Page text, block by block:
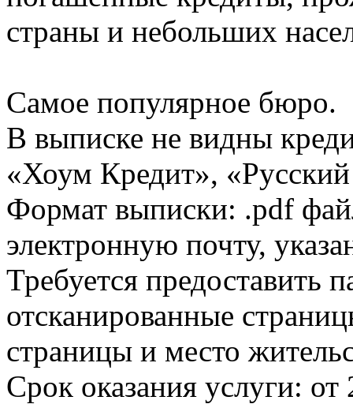
страны и небольших
Самое популярное бюро.
В выписке не видны
«Хоум Кредит»,
Формат выписки: .pdf
электронную почту,
Требуется предоставить
отсканированные
страницы и место
Срок оказания услуги: от